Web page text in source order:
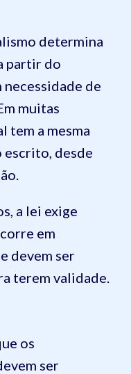
determina
partir do
de
muitas
tem a mesma
escrito, desde
a lei exige
em
devem ser
terem validade.
os
ser